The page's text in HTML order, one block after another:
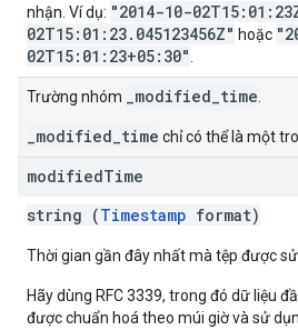
nhận. Ví dụ: "2014-10-
02T15:01:23.045123456Z" hoặc
02T15:01:23+05:30"
Trường nhóm _modified_time
_modified_time chỉ có thể là một
modifiedTime
string (Timestamp format)
Thời gian gần đây nhất mà tệp được
Hãy dùng RFC 3339, trong đó dữ liệu
được chuẩn hoá theo múi giờ và sử